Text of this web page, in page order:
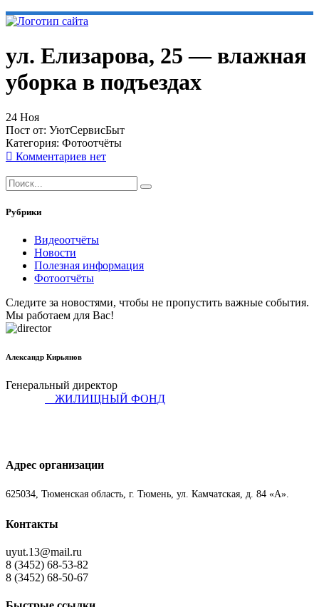
ул. Елизарова, 25 — влажная
уборка в подъездах
24 Ноя
Пост от: УютСервисБыт
Категория: Фотоотчёты
Комментариев нет
Рубрики
Видеоотчёты
Новости
Полезная информация
Фотоотчёты
Следите за новостями, чтобы не пропустить важные события.
Мы работаем для Вас!
Александр Кирьянов
Генеральный директор
ЖИЛИЩНЫЙ ФОНД
Адрес организации
625034, Тюменская область, г. Тюмень, ул. Камчатская, д. 84 «А».
Контакты
uyut.13@mail.ru
8 (3452) 68-53-82
8 (3452) 68-50-67